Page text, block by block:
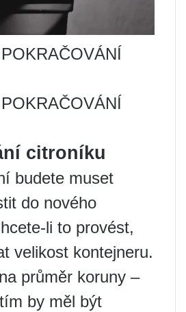
citroníku
budete muset
do nového
li to provést,
velikost kontejneru.
průměr koruny –
by měl být